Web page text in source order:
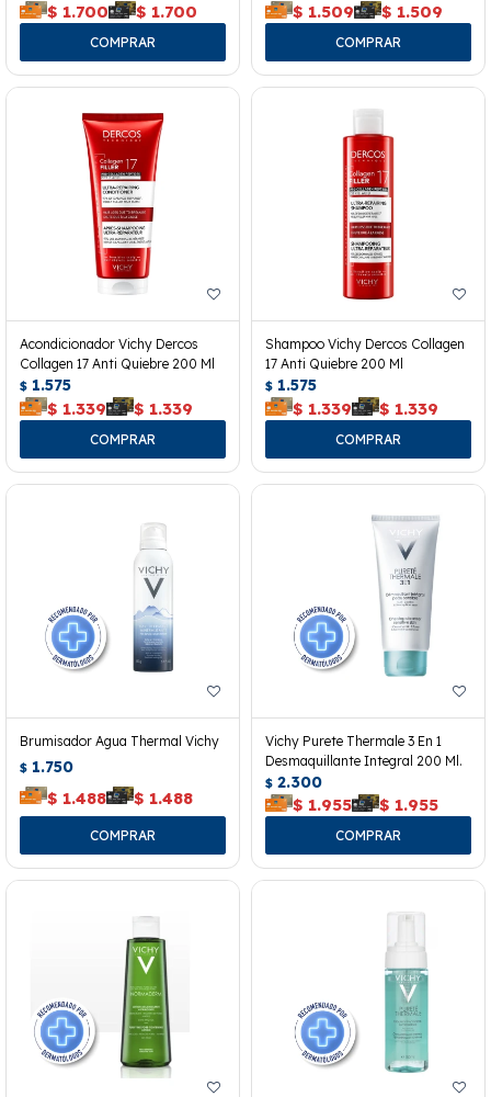
$ 1.700 $ 1.700 $ 1.509 $ 1.509
Acondicionador Vichy Dercos
Collagen 17 Anti Quiebre 200 Ml
$ 1.575
$ 1.339 $ 1.339
Shampoo Vichy Dercos Collagen
17 Anti Quiebre 200 Ml
$ 1.575
$ 1.339 $ 1.339
Brumisador Agua Thermal Vichy
$ 1.750
$ 1.488 $ 1.488
Vichy Purete Thermale 3 En 1
Desmaquillante Integral 200 Ml.
$ 2.300
$ 1.955 $ 1.955